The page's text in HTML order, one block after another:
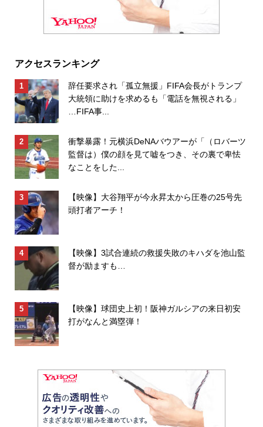
アクセスランキング
辞任要求され「孤立無援」FIFA会長がトランプ
大統領に助けを求めるも「電話を無視される」
…FIFA事...
衝撃暴露！元横浜DeNAバウアーが「（ロバーツ
監督は）僕の顔を見て嘘をつき、その裏で卑怯
なことをした...
【映像】大谷翔平が今永昇太から圧巻の25号先
頭打者アーチ！
【映像】3試合連続の救援失敗のキハダを池山監
督が励ますも…
【映像】球団史上初！阪神ガルシアの来日初安
打がなんと満塁弾！